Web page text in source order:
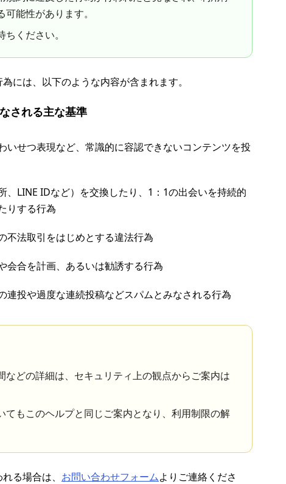
能性があります。
ください。
には、以下のような内容が含まれます。
される​主な​基準
いせつ​表現など、​常識的に​容認できない​コンテンツを​投
、​LINE IDなど）を​交換したり、​1：1の​出会いを​持続的
りする​行為
不法取引を​はじめと​する​違法行為
会合を​計画、​あるいは​勧誘する​行為
連投や​過度な​連続投稿などスパムと​みなされる​行為
などの​詳細は、​セキュリティ上の​観点からご案内は​
ても​この​ヘルプと​同じ​ご案内と​なり、​利用制限の​解
る場合は、 お問い合わせフォームよりご連絡くださ